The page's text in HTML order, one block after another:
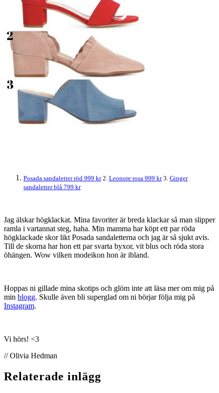
Posada sandaletter röd 999 kr2. Leonore rosa 999 kr3. Ginger
sandaletter blå 799 kr
Jag älskar högklackat. Mina favoriter är breda klackar så man slipper
ramla i vartannat steg, haha. Min mamma har köpt ett par röda
högklackade skor likt Posada sandaletterna och jag är så sjukt avis.
Till de skorna har hon ett par svarta byxor, vit blus och röda stora
öhängen. Wow vilken modeikon hon är ibland.
Hoppas ni gillade mina skotips och glöm inte att läsa mer om mig på
min blogg. Skulle även bli superglad om ni börjar följa mig på
Instagram.
Vi hörs! <3
// Olivia Hedman
Relaterade inlägg